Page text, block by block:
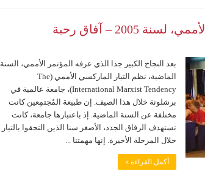
2005 – آفاق رحبة
بعد النجاح الكبير جدا الذي عرفه المؤتمر الأممي، السنة
الماضية، نظم التيار الماركسي الأممي (The
International Marxist Tendency)، جامعة عالمية في
برشلونة خلال هذا الصيف. إن طبيعة المُجتمِعين كانت
مختلفة عن السنة الماضية. إذ باعتبارها جامعة، كانت
تستهدف الرفاق الجدد، الأصغر سنا الذين التحقوا بالتيار
خلال المرحلة الأخيرة. إنها مهمتنا ...
أكمل القراءة »